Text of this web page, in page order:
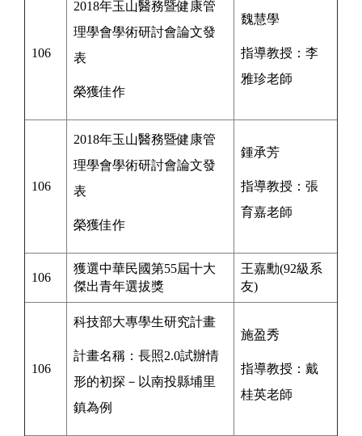
106
2018年玉山醫務暨健康管
理學會學術研討會論文發
表
榮獲佳作
魏慧學
指導教授：李
雅珍老師
106
2018年玉山醫務暨健康管
理學會學術研討會論文發
表
榮獲佳作
鍾承芳
指導教授： 張
育嘉老師
106
獲選中華民國第55屆十大
傑出青年選拔獎
王嘉勳(92級系
友)
106
科技部大專學生研究計畫
計畫名稱： 長照2.0試辦情
形的初探－以南投縣埔里
鎮為例
施盈秀
指導教授： 戴
桂英老師